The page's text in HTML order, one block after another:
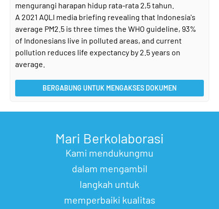
mengurangi harapan hidup rata-rata 2,5 tahun.
A 2021 AQLI media briefing revealing that Indonesia's
average PM2.5 is three times the WHO guideline, 93%
of Indonesians live in polluted areas, and current
pollution reduces life expectancy by 2.5 years on
average.
BERGABUNG UNTUK MENGAKSES DOKUMEN
Mari Berkolaborasi
Kami mendukungmu
dalam mengambil
langkah untuk
memperbaiki kualitas